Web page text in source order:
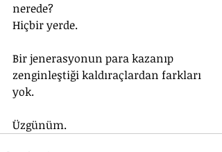
nerede?
Hiçbir yerde.
Bir jenerasyonun para kazanıp
zenginleştiği kaldıraçlardan farkları
yok.
Üzgünüm.